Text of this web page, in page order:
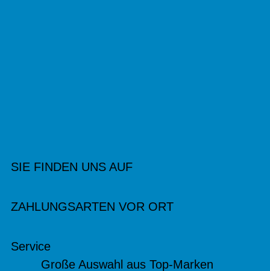
SIE FINDEN UNS AUF
ZAHLUNGSARTEN VOR ORT
Service
Große Auswahl aus Top-Marken